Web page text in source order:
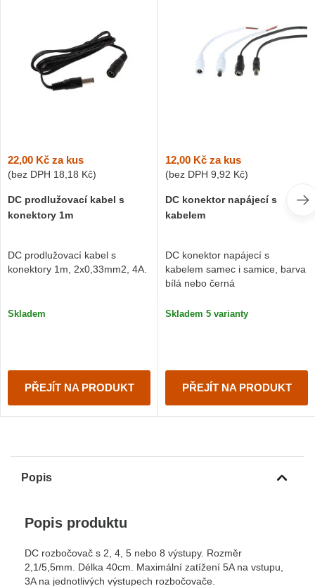
22,00 Kč za kus
(bez DPH 18,18 Kč)
DC prodlužovací kabel s
konektory 1m
DC prodlužovací kabel s
konektory 1m, 2x0,33mm2, 4A.
Skladem
PŘEJÍT NA PRODUKT
12,00 Kč za kus
(bez DPH 9,92 Kč)
DC konektor napájecí s
kabelem
DC konektor napájecí s
kabelem samec i samice, barva
bílá nebo černá
Skladem 5 varianty
PŘEJÍT NA PRODUKT
Popis
Popis produktu
DC rozbočovač s 2, 4, 5 nebo 8 výstupy. Rozměr
2,1/5,5mm. Délka 40cm. Maximální zatížení 5A na vstupu,
3A na jednotlivých výstupech rozbočovače.